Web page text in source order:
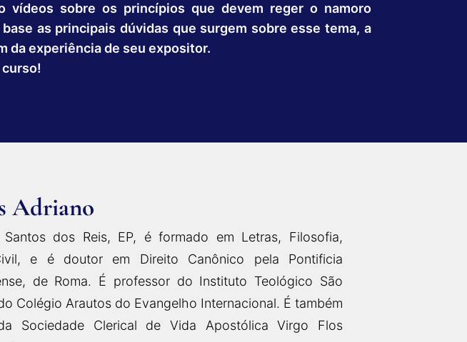
vídeos sobre os princípios que devem reger o namoro
as principais dúvidas que surgem sobre esse tema, a
da experiência de seu expositor.
Adriano
dos Reis, EP, é formado em Letras, Filosofia,
e é doutor em Direito Canônico pela Pontificia
de Roma. É professor do Instituto Teológico São
Colégio Arautos do Evangelho Internacional. É também
Sociedade Clerical de Vida Apostólica Virgo Flos